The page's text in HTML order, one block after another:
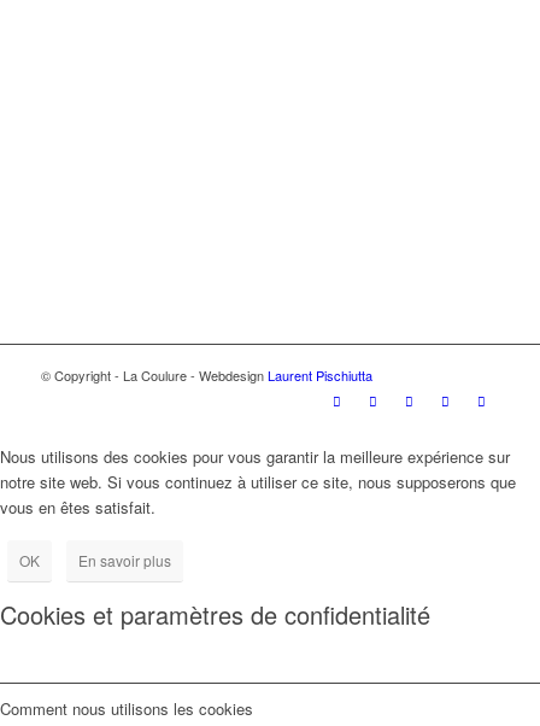
© Copyright - La Coulure - WebdesignLaurent Pischiutta
Nous utilisons des cookies pour vous garantir la meilleure expérience sur
notre site web. Si vous continuez à utiliser ce site, nous supposerons que
vous en êtes satisfait.
OK En savoir plus
Cookies et paramètres de confidentialité
Comment nous utilisons les cookies